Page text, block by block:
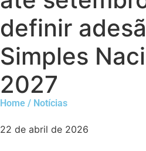
definir
Simples
2027
Home / Notícias
22 de abril de 2026